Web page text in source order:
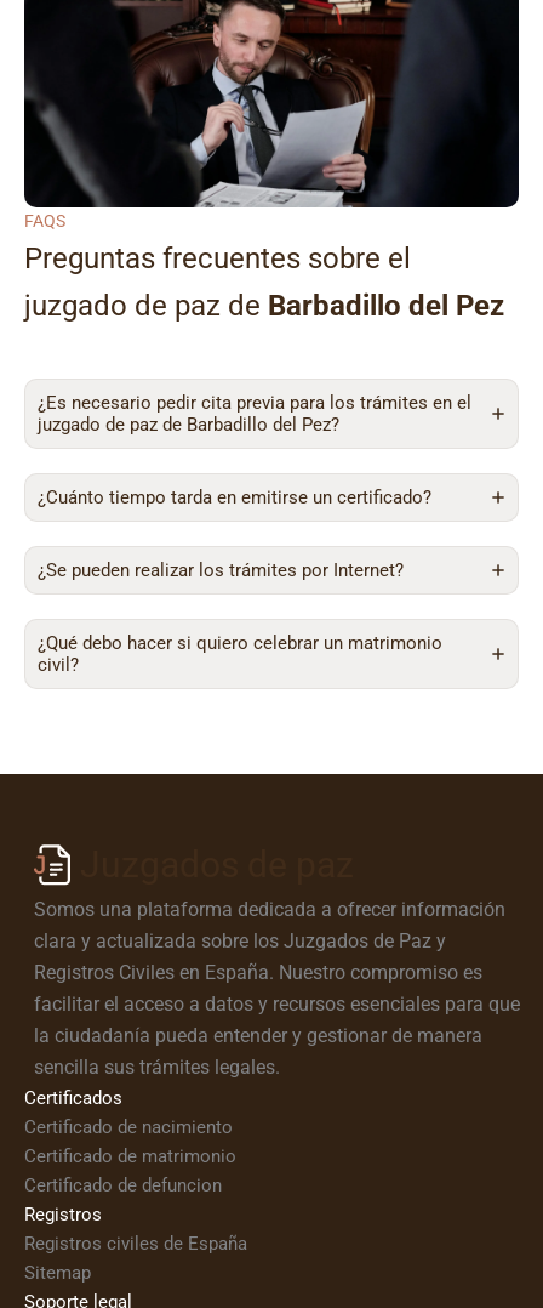
FAQS
Preguntas frecuentes sobre el
juzgado de paz de Barbadillo del Pez
¿Es necesario pedir cita previa para los trámites en el
juzgado de paz de Barbadillo del Pez?
¿Cuánto tiempo tarda en emitirse un certificado?
¿Se pueden realizar los trámites por Internet?
¿Qué debo hacer si quiero celebrar un matrimonio
civil?
Somos una plataforma dedicada a ofrecer información
clara y actualizada sobre los Juzgados de Paz y
Registros Civiles en España. Nuestro compromiso es
facilitar el acceso a datos y recursos esenciales para que
la ciudadanía pueda entender y gestionar de manera
sencilla sus trámites legales.
Certificados
Certificado de nacimiento
Certificado de matrimonio
Certificado de defuncion
Registros
Registros civiles de España
Sitemap
Soporte legal